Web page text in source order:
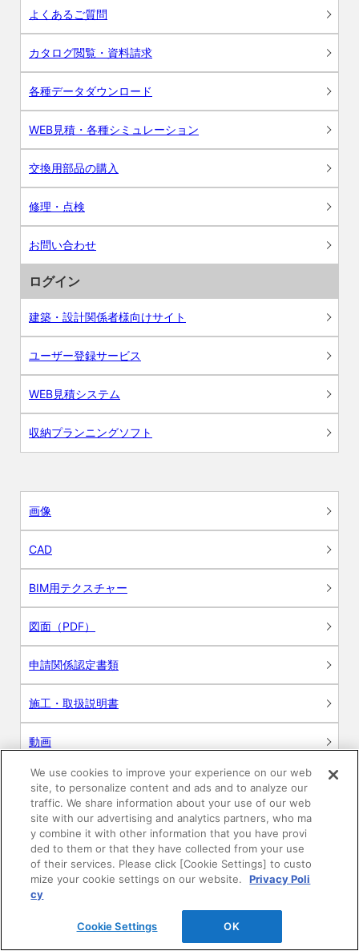
よくあるご質問
カタログ閲覧・資料請求
各種データダウンロード
WEB見積・各種シミュレーション
交換用部品の購入
修理・点検
お問い合わせ
ログイン
建築・設計関係者様向けサイト
ユーザー登録サービス
WEB見積システム
収納プランニングソフト
画像
CAD
BIM用テクスチャー
図面（PDF）
申請関係認定書類
施工・取扱説明書
動画
シミュレーションツール
24時間換気システム〈エアスマート〉
簡易設計見積ソフト
R&Dセンター環境測定・分析サービス
商品マスター申し込み
We use cookies to improve your experience on our web
site, to personalize content and ads and to analyze our
traffic. We share information about your use of our web
site with our advertising and analytics partners, who ma
y combine it with other information that you have provi
ded to them or that they have collected from your use
of their services. Please click [Cookie Settings] to custo
mize your cookie settings on our website.
Privacy Poli
cy
Cookie Settings OK